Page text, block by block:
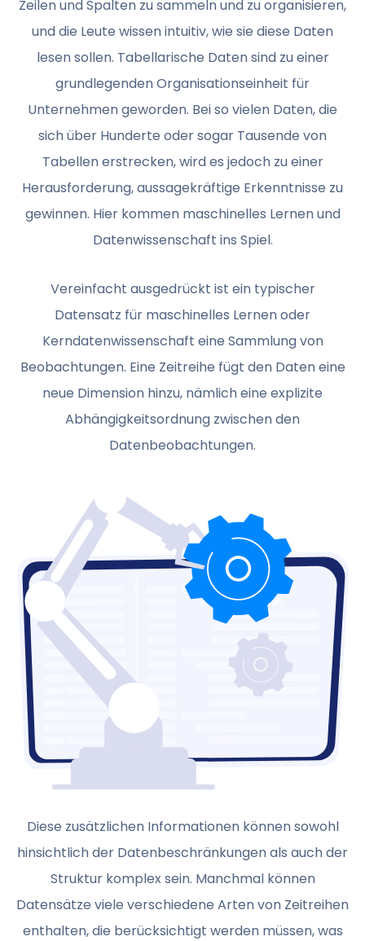
Zeilen und Spalten zu sammeln und zu organisieren,
und die Leute wissen intuitiv, wie sie diese Daten
lesen sollen. Tabellarische Daten sind zu einer
grundlegenden Organisationseinheit für
Unternehmen geworden. Bei so vielen Daten, die
sich über Hunderte oder sogar Tausende von
Tabellen erstrecken, wird es jedoch zu einer
Herausforderung, aussagekräftige Erkenntnisse zu
gewinnen. Hier kommen maschinelles Lernen und
Datenwissenschaft ins Spiel.
Vereinfacht ausgedrückt ist ein typischer
Datensatz für maschinelles Lernen oder
Kerndatenwissenschaft eine Sammlung von
Beobachtungen. Eine Zeitreihe fügt den Daten eine
neue Dimension hinzu, nämlich eine explizite
Abhängigkeitsordnung zwischen den
Datenbeobachtungen.
Diese zusätzlichen Informationen können sowohl
hinsichtlich der Datenbeschränkungen als auch der
Struktur komplex sein. Manchmal können
Datensätze viele verschiedene Arten von Zeitreihen
enthalten, die berücksichtigt werden müssen, was